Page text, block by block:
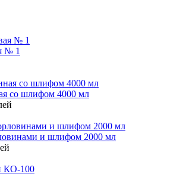
№ 1
со шлифом 4000 мл
и шлифом 2000 мл